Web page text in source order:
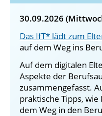
30.09.2026
Das IfT* lädt zum
auf dem Weg ins
Auf dem digitalen
Aspekte der
zusammengefasst.
praktische Tipps,
dem Weg in den